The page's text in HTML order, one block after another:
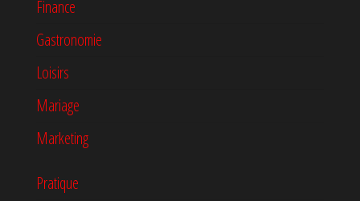
Finance
Gastronomie
Loisirs
Mariage
Marketing
Pratique